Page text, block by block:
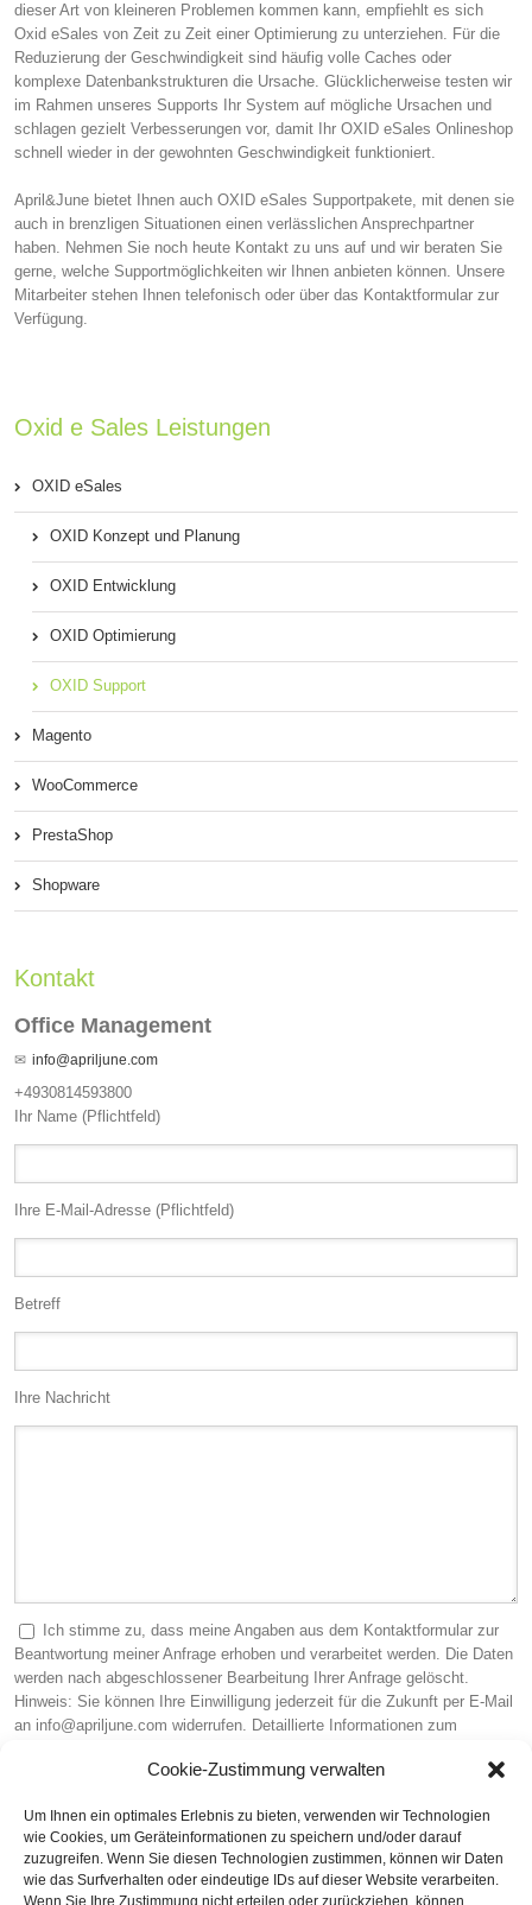
Cookie-Zustimmung verwalten
Um Ihnen ein optimales Erlebnis zu bieten, verwenden wir Technologien
wie Cookies, um Geräteinformationen zu speichern und/oder darauf
zuzugreifen. Wenn Sie diesen Technologien zustimmen, können wir Daten
wie das Surfverhalten oder eindeutige IDs auf dieser Website verarbeiten.
Wenn Sie Ihre Zustimmung nicht erteilen oder zurückziehen, können
dieser Art von kleineren Problemen kommen kann, empfiehlt es sich
Oxid eSales von Zeit zu Zeit einer Optimierung zu unterziehen. Für die
Reduzierung der Geschwindigkeit sind häufig volle Caches oder
komplexe Datenbankstrukturen die Ursache. Glücklicherweise testen wir
im Rahmen unseres Supports Ihr System auf mögliche Ursachen und
schlagen gezielt Verbesserungen vor, damit Ihr OXID eSales Onlineshop
schnell wieder in der gewohnten Geschwindigkeit funktioniert.
April&June bietet Ihnen auch OXID eSales Supportpakete, mit denen sie
auch in brenzligen Situationen einen verlässlichen Ansprechpartner
haben. Nehmen Sie noch heute Kontakt zu uns auf und wir beraten Sie
gerne, welche Supportmöglichkeiten wir Ihnen anbieten können. Unsere
Mitarbeiter stehen Ihnen telefonisch oder über das Kontaktformular zur
Verfügung.
Oxid e Sales Leistungen
OXID eSales
OXID Konzept und Planung
OXID Entwicklung
OXID Optimierung
OXID Support
Magento
WooCommerce
PrestaShop
Shopware
Kontakt
Office Management
info@apriljune.com
+4930814593800
Ihr Name (Pflichtfeld)
Ihre E-Mail-Adresse (Pflichtfeld)
Betreff
Ihre Nachricht
Ich stimme zu, dass meine Angaben aus dem Kontaktformular zur
Beantwortung meiner Anfrage erhoben und verarbeitet werden. Die Daten
werden nach abgeschlossener Bearbeitung Ihrer Anfrage gelöscht.
Hinweis: Sie können Ihre Einwilligung jederzeit für die Zukunft per E-Mail
an info@apriljune.com widerrufen. Detaillierte Informationen zum